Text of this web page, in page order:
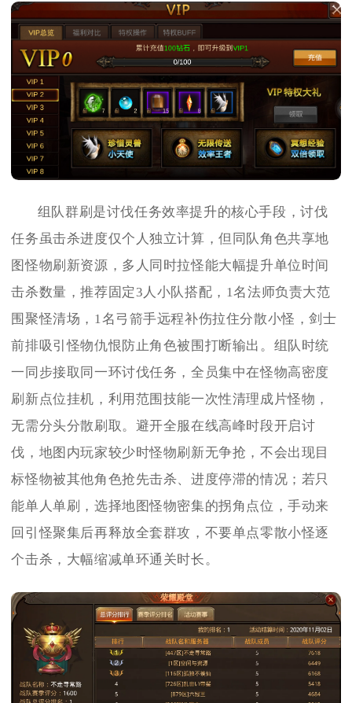
组队群刷是讨伐任务效率提升的核心手段，讨伐
任务虽击杀进度仅个人独立计算，但同队角色共享地
图怪物刷新资源，多人同时拉怪能大幅提升单位时间
击杀数量，推荐固定3人小队搭配，1名法师负责大范
围聚怪清场，1名弓箭手远程补伤拉住分散小怪，剑士
前排吸引怪物仇恨防止角色被围打断输出。组队时统
一同步接取同一环讨伐任务，全员集中在怪物高密度
刷新点位挂机，利用范围技能一次性清理成片怪物，
无需分头分散刷取。避开全服在线高峰时段开启讨
伐，地图内玩家较少时怪物刷新无争抢，不会出现目
标怪物被其他角色抢先击杀、进度停滞的情况；若只
能单人单刷，选择地图怪物密集的拐角点位，手动来
回引怪聚集后再释放全套群攻，不要单点零散小怪逐
个击杀，大幅缩减单环通关时长。